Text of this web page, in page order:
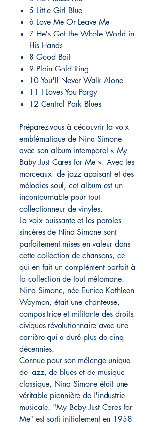
5 Little Girl Blue
6 Love Me Or Leave Me
7 He's Got the Whole World in
His Hands
8 Good Bait
9 Plain Gold Ring
10 You'll Never Walk Alone
11 I Loves You Porgy
12 Central Park Blues
Préparez-vous à découvrir la voix
emblématique de Nina Simone
avec son album intemporel « My
Baby Just Cares for Me ». Avec les
morceaux de jazz apaisant et des
mélodies soul, cet album est un
incontournable pour tout
collectionneur de vinyles.
La voix puissante et les paroles
sincères de Nina Simone sont
parfaitement mises en valeur dans
cette collection de chansons, ce
qui en fait un complément parfait à
la collection de tout mélomane.
Nina Simone, née Eunice Kathleen
Waymon, était une chanteuse,
compositrice et militante des droits
civiques révolutionnaire avec une
carrière qui a duré plus de cinq
décennies.
Connue pour son mélange unique
de jazz, de blues et de musique
classique, Nina Simone était une
véritable pionnière de l'industrie
musicale. "My Baby Just Cares for
Me" est sorti initialement en 1958